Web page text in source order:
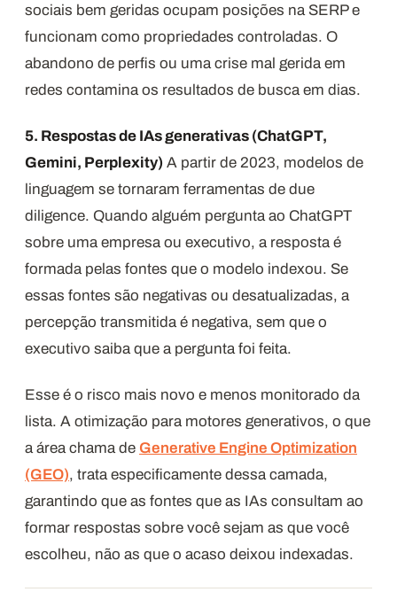
sociais bem geridas ocupam posições na SERP e
funcionam como propriedades controladas. O
abandono de perfis ou uma crise mal gerida em
redes contamina os resultados de busca em dias.
5. Respostas de IAs generativas (ChatGPT,
Gemini, Perplexity) A partir de 2023, modelos de
linguagem se tornaram ferramentas de due
diligence. Quando alguém pergunta ao ChatGPT
sobre uma empresa ou executivo, a resposta é
formada pelas fontes que o modelo indexou. Se
essas fontes são negativas ou desatualizadas, a
percepção transmitida é negativa, sem que o
executivo saiba que a pergunta foi feita.
Esse é o risco mais novo e menos monitorado da
lista. A otimização para motores generativos, o que
a área chama de Generative Engine Optimization
(GEO), trata especificamente dessa camada,
garantindo que as fontes que as IAs consultam ao
formar respostas sobre você sejam as que você
escolheu, não as que o acaso deixou indexadas.